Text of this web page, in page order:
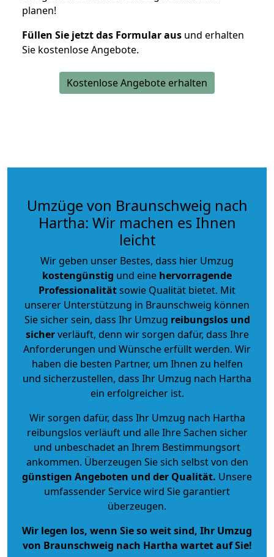
planen!
Füllen Sie jetzt das Formular aus und erhalten
Sie kostenlose Angebote.
Kostenlose Angebote erhalten
Umzüge von Braunschweig nach
Hartha: Wir machen es Ihnen
leicht
Wir geben unser Bestes, dass hier Umzug
kostengünstig und eine hervorragende
Professionalitätsowie Qualität bietet. Mit
unserer Unterstützung in Braunschweig können
Sie sicher sein, dass Ihr Umzug reibungslos und
sicherverläuft, denn wir sorgen dafür, dass Ihre
Anforderungen und Wünsche erfüllt werden. Wir
haben die besten Partner, um Ihnen zu helfen
und sicherzustellen, dass Ihr Umzug nach Hartha
ein erfolgreicher ist.
Wir sorgen dafür, dass Ihr Umzug nach Hartha
reibungslos verläuft und alle Ihre Sachen sicher
und unbeschadet an Ihrem Bestimmungsort
ankommen. Überzeugen Sie sich selbst von den
günstigen Angeboten und der Qualität. Unsere
umfassender Service wird Sie garantiert
überzeugen.
Wir legen los, wenn Sie so weit sind, Ihr Umzug
von Braunschweig nach Hartha wartet auf Sie!